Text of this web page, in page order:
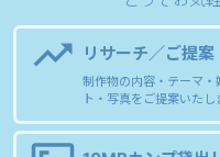
trending_up リサーチ／ご提案
制作物の内容・テーマ
ト・写真をご提案いたし